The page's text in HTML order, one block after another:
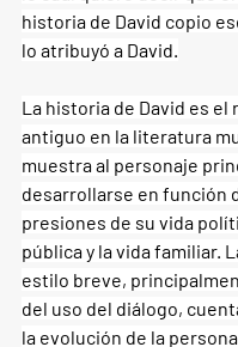
historia de David copio
lo atribuyó a David.
La historia de David es el
antiguo en la literatura
muestra al personaje
desarrollarse en función
presiones de su vida
pública y la vida familiar.
estilo breve,
del uso del diálogo,
la evolución de la